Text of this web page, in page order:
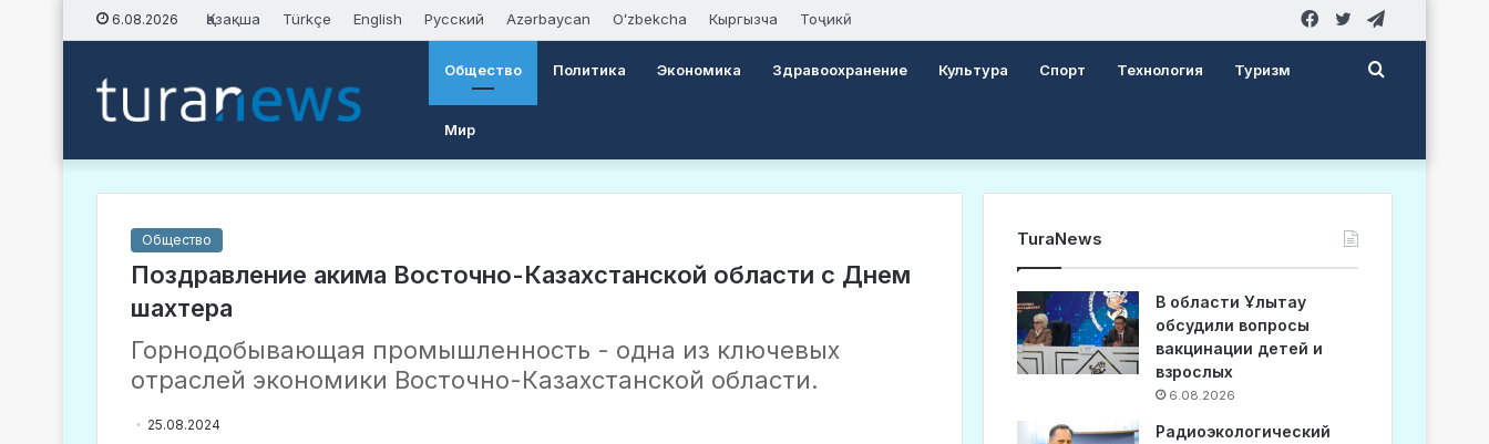
6.08.2026 Қазақша Türkçe English Русский Azərbaycan Oʻzbekcha Кыргызча Тоҷикӣ Twitter
Facebook
Общество Политика Экономика Здравоохранение Культура Спорт Технология Туризм
Мир
Search
Общество
Поздравление акима Восточно-Казахстанской области с Днем
шахтера
Горнодобывающая промышленность - одна из ключевых
отраслей экономики Восточно-Казахстанской области.
25.08.2024
TuraNews
В области Ұлытау
обсудили вопросы
вакцинации детей и
взрослых
6.08.2026
Радиоэкологический